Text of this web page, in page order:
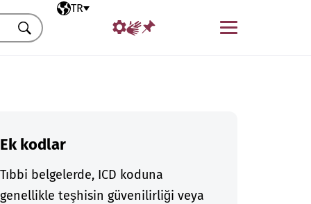
Seçili dil
TR
Menü
Ara
Ek kodlar
Tıbbi belgelerde, ICD koduna
genellikle teşhisin güvenilirliği veya